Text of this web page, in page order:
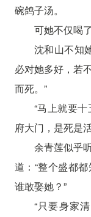
碗鸽子汤。
可她不仅喝
沈和山不知
必对她多好，若
而死。”
“马上就要
府大门，是死是
余青莲似乎
道：“整个盛都
谁敢娶她？”
“只要身家